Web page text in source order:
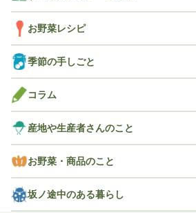
お野菜レシピ
季節の手しごと
コラム
産地や生産者さんのこと
お野菜・商品のこと
坂ノ途中のある暮らし